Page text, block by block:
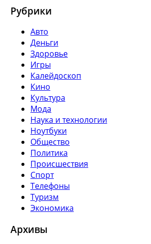
Рубрики
Авто
Деньги
Здоровье
Игры
Калейдоскоп
Кино
Культура
Мода
Наука и технологии
Ноутбуки
Общество
Политика
Происшествия
Спорт
Телефоны
Туризм
Экономика
Архивы